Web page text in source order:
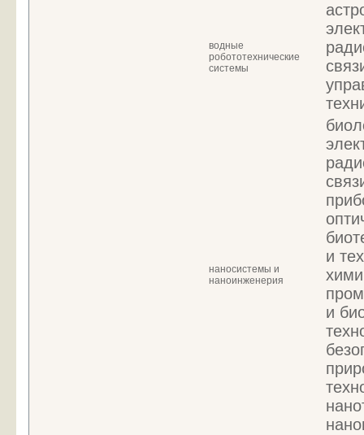
водные
робототехнические
системы
наносистемы и
наноинженерия
и
и